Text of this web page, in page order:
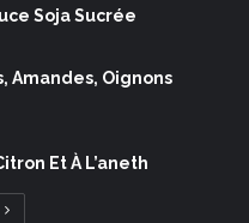
Soja Sucrée
Amandes, Oignons
Et À L’aneth
Page